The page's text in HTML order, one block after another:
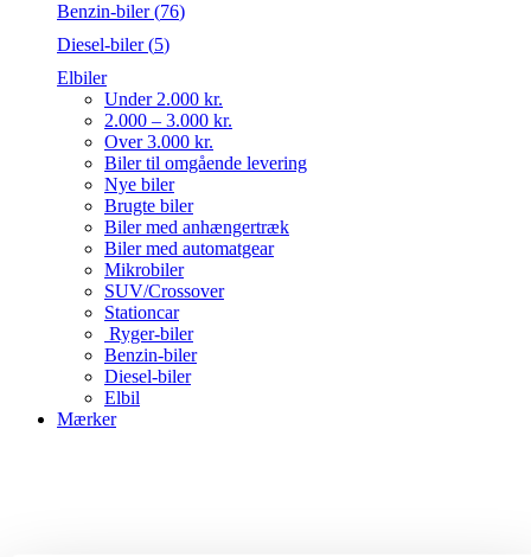
Benzin-biler (76)
Diesel-biler (5)
Elbiler
Under 2.000 kr.
2.000 – 3.000 kr.
Over 3.000 kr.
Biler til omgående levering
Nye biler
Brugte biler
Biler med anhængertræk
Biler med automatgear
Mikrobiler
SUV/Crossover
Stationcar
Ryger-biler
Benzin-biler
Diesel-biler
Elbil
Mærker